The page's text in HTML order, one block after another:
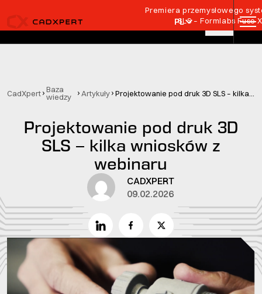
Premiera przemysłowego
SLS – Formlabs Fuse
PL
CadXpert Baza
wiedzy
Artykuły
Projektowanie pod druk 3D
SLS – kilka wniosków z
webinaru
CADXPERT
09.02.2026